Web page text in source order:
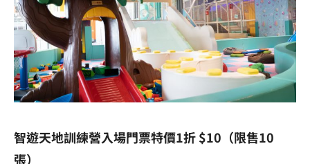
智遊天地訓練營入場門票特價1折 $10（限售10
張）